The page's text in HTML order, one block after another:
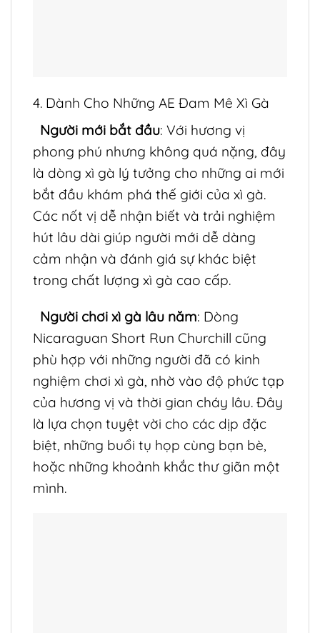
4. Dành Cho Những AE Đam Mê Xì Gà
Người mới bắt đầu: Với hương vị
phong phú nhưng không quá nặng, đây
là dòng xì gà lý tưởng cho những ai mới
bắt đầu khám phá thế giới của xì gà.
Các nốt vị dễ nhận biết và trải nghiệm
hút lâu dài giúp người mới dễ dàng
cảm nhận và đánh giá sự khác biệt
trong chất lượng xì gà cao cấp.
Người chơi xì gà lâu năm: Dòng
Nicaraguan Short Run Churchill cũng
phù hợp với những người đã có kinh
nghiệm chơi xì gà, nhờ vào độ phức tạp
của hương vị và thời gian cháy lâu. Đây
là lựa chọn tuyệt vời cho các dịp đặc
biệt, những buổi tụ họp cùng bạn bè,
hoặc những khoảnh khắc thư giãn một
mình.